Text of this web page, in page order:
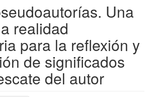
Una
realidad
para la reflexión y
de significados
del autor